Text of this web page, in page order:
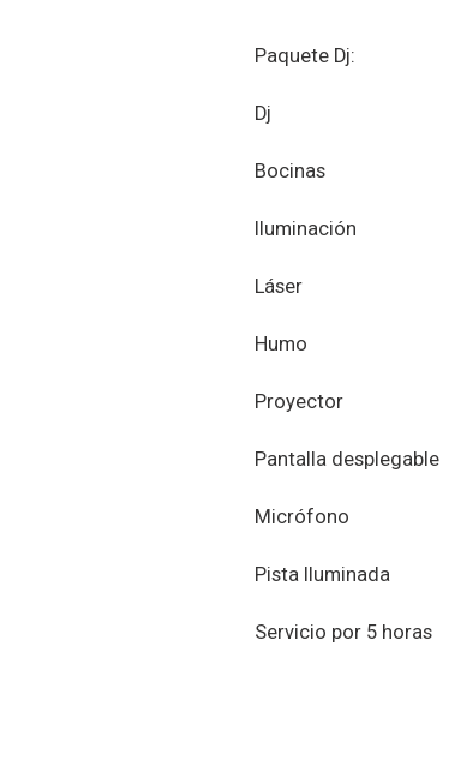
Paquete Dj:
Dj
Bocinas
Iluminación
Láser
Humo
Proyector
Pantalla desplegable
Micrófono
Pista Iluminada
Servicio por 5 horas